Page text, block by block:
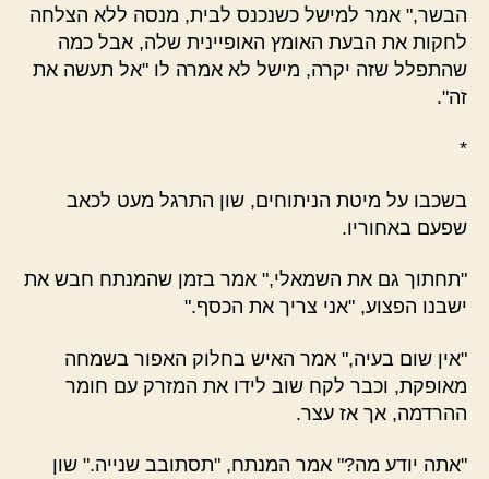
הבשר," אמר למישל כשנכנס לבית, מנסה ללא הצלחה
לחקות את הבעת האומץ האופיינית שלה, אבל כמה
שהתפלל שזה יקרה, מישל לא אמרה לו "אל תעשה את
זה".
*
בשכבו על מיטת הניתוחים, שון התרגל מעט לכאב
שפעם באחוריו.
"תחתוך גם את השמאלי," אמר בזמן שהמנתח חבש את
ישבנו הפצוע, "אני צריך את הכסף."
"אין שום בעיה," אמר האיש בחלוק האפור בשמחה
מאופקת, וכבר לקח שוב לידו את המזרק עם חומר
ההרדמה, אך אז עצר.
"אתה יודע מה?" אמר המנתח, "תסתובב שנייה." שון